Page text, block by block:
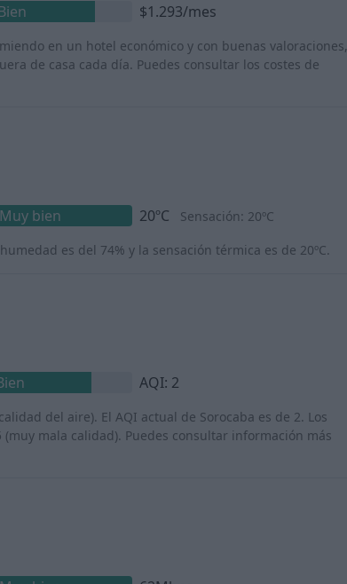
$1.293/mes
en un hotel económico y con buenas valoraciones,
de casa cada día. Puedes consultar los costes de
Muy bien 20ºC
Sensación: 20ºC
es del 74% y la sensación térmica es de 20ºC.
AQI: 2
del aire). El AQI actual de Sorocaba es de 2. Los
mala calidad). Puedes consultar información más